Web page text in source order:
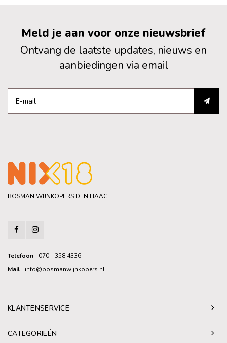
Meld je aan voor onze nieuwsbrief
Ontvang de laatste updates, nieuws en
aanbiedingen via email
BOSMAN WIJNKOPERS DEN HAAG
Telefoon
070 - 358 4336
Mail
info@bosmanwijnkopers.nl
KLANTENSERVICE
CATEGORIEËN